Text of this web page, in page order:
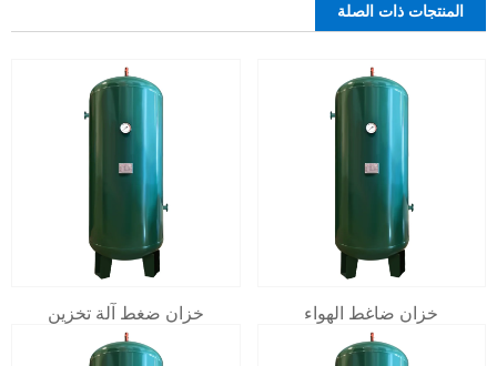
المنتجات ذات الصلة
خزان ضغط آلة تخزين خزان ضاغط الهواء